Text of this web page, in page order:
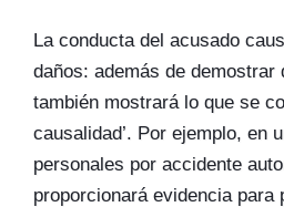
La conducta del acusado
daños: además de demostrar
también mostrará lo que se
causalidad’. Por ejemplo, en
personales por accidente
proporcionará evidencia para